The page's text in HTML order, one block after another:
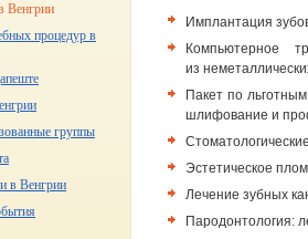
Венгрии
процедур в
группы
в Венгрии
Имплантация
Компьютерное
из
Пакет по
шлифование и
Эстетическое
Лечение зубных
Пародонтология: